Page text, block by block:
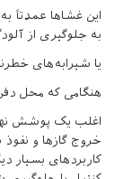
این غشاها عمدتاً
به جلوگیری از
یا شیرابه‌های
هنگامی که محل
اغلب یک پوشش
خروج گازها و نفوذ
کاربردهای بسیار